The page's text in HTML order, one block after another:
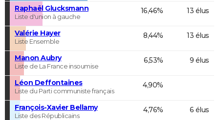
Raphaël Glucksmann
Liste d'union à gauche
16,46% 13 élus
Valérie Hayer
Liste Ensemble
8,44% 13 élus
Manon Aubry
Liste de La France insoumise
6,53% 9 élus
Léon Deffontaines
Liste du Parti communiste français
4,90%
François-Xavier Bellamy
Liste des Républicains
4,76% 6 élus